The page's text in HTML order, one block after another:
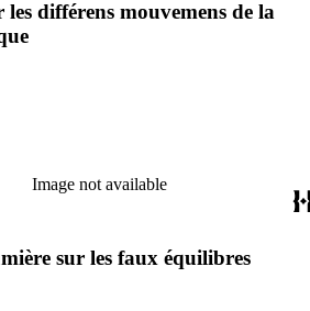
les différens mouvemens de la
Image not available
sur les faux équilibres